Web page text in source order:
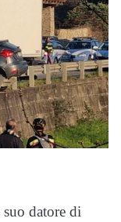
datore di